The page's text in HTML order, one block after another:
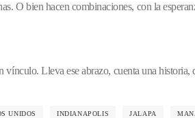
O bien hacen combinaciones, con la
Lleva ese abrazo, cuenta una
UNIDOS INDIANAPOLIS JALAPA